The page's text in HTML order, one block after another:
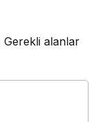
Gerekli alanlar